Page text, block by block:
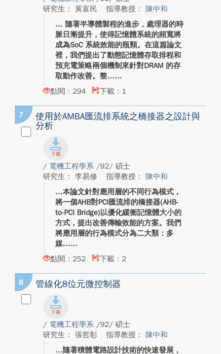
研究生： 黃富民
指導教授： 陳中和
隨著半導體製程的進步，處理器的時
脈日漸提升，使得記憶體系統的頻寬將
成為SoC 系統效能的瓶頸。在這篇論文
裡，我們提出了動態記憶體存取排程和
預充電策略兩個機制來針對DRAM 的存
取動作改善。整...
點閱：294
下載：1
7
使用於AMBA匯流排系統之橋接器之設計與
分析
/ 電機工程學系 /92/ 碩士
研究生： 李易修
指導教授： 陳中和
本論文針對應用層的不同行為模式，
將一個AHB對PCI匯流排的橋接器(AHB-
to-PCI Bridge)以優化緩衝記憶體大小的
方式，提出改善傳輸效能的方案。我們
將應用層的行為模式分為二大類：多
媒...
點閱：252
下載：2
8 管線化8位元微控制器
/ 電機工程學系 /92/ 碩士
研究生： 張哲彰
指導教授： 陳中和
隨著積體電路設計技術的快速發展，